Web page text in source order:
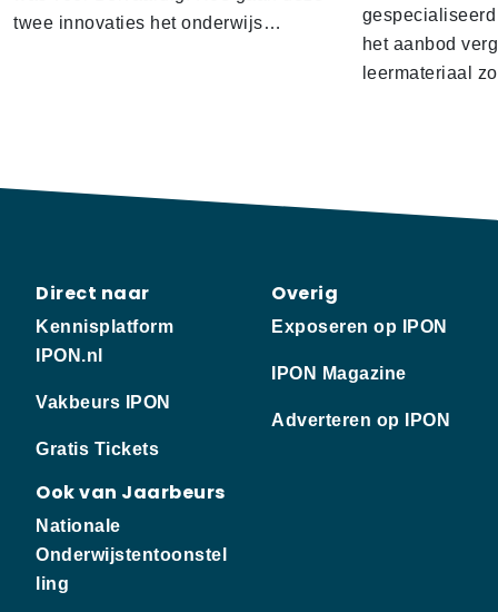
twee innovaties het onderwijs…
het aanbod
leermateriaal
Direct naar
Kennisplatform
IPON.nl
Vakbeurs IPON
Gratis Tickets
Ook van Jaarbeurs
Nationale
Onderwijstentoonstel
ling
Overig
Exposeren op IPON
IPON Magazine
Adverteren op IPON